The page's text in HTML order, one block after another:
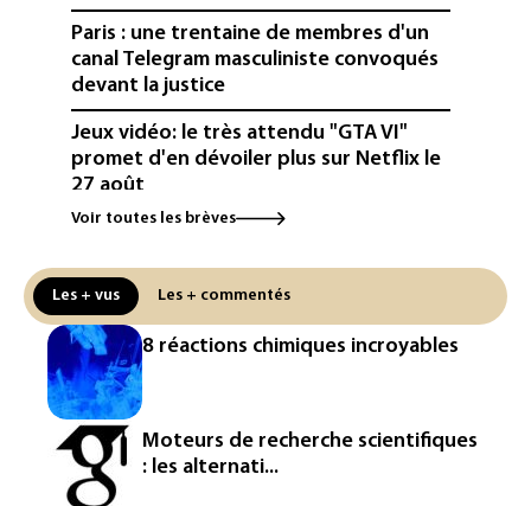
Paris : une trentaine de membres d'un
canal Telegram masculiniste convoqués
devant la justice
Jeux vidéo: le très attendu "GTA VI"
promet d'en dévoiler plus sur Netflix le
27 août
Dans les entrailles de Paris, un chantier
les rails du RER
Meta se lance sur le marché des logiciels
écrits par l'IA, dominé par Anthropic et
OpenAI
Google réorganise sa division IA: Demis
Hassabis passe la main, des stars s'en
vont
Voir toutes les brèves
Les + vus Les + commentés
8 réactions chimiques incroyables
Moteurs de recherche scientifiques
: les alternati...